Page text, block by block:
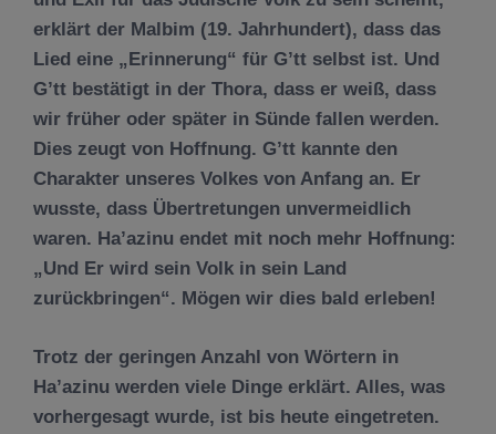
erklärt der Malbim (19. Jahrhundert), dass das
Lied eine „Erinnerung“ für G’tt selbst ist. Und
G’tt bestätigt in der Thora, dass er weiß, dass
wir früher oder später in Sünde fallen werden.
Dies zeugt von Hoffnung. G’tt kannte den
Charakter unseres Volkes von Anfang an. Er
wusste, dass Übertretungen unvermeidlich
waren. Ha’azinu endet mit noch mehr Hoffnung:
„Und Er wird sein Volk in sein Land
zurückbringen“. Mögen wir dies bald erleben!
Trotz der geringen Anzahl von Wörtern in
Ha’azinu werden viele Dinge erklärt. Alles, was
vorhergesagt wurde, ist bis heute eingetreten.